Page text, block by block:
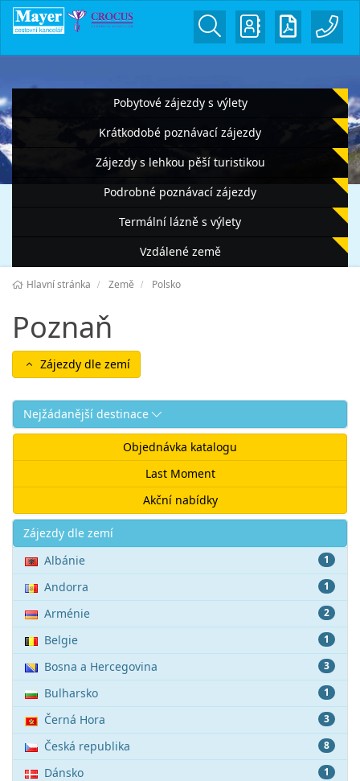
Pobytové zájezdy s výlety
Krátkodobé poznávací zájezdy
Zájezdy s lehkou pěší turistikou
Podrobné poznávací zájezdy
Termální lázně s výlety
Vzdálené země
Hlavní stránka Země Polsko
Poznaň
Zájezdy dle zemí
Nejžádanější destinace
Objednávka katalogu
Last Moment
Akční nabídky
Akce
Zájezdy dle zemí
1
Albánie
1
Andorra
2
Arménie
1
Belgie
3
Bosna a Hercegovina
1
Bulharsko
3
Černá Hora
8
Česká republika
1
Dánsko